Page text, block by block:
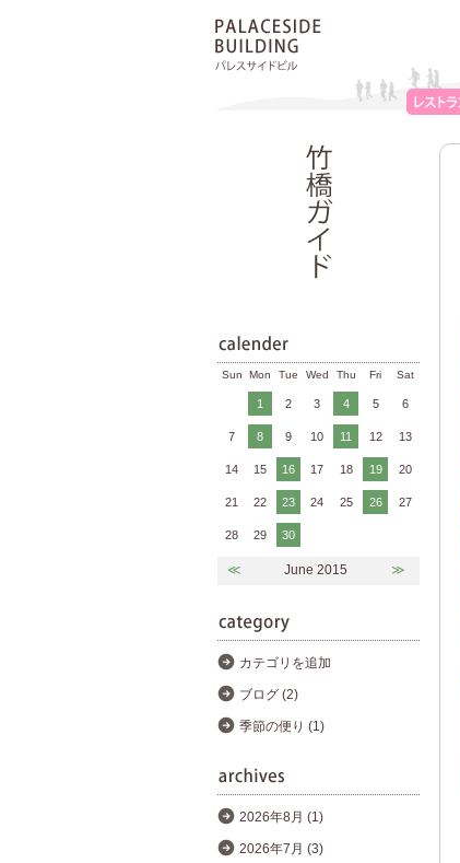
Sun Mon Tue Wed Thu Fri Sat
1 2 3 4 5 6
7 8 9 10 11 12 13
14 15 16 17 18 19 20
21 22 23 24 25 26 27
28 29 30
≪ June 2015 ≫
カテゴリを追加
ブログ (2)
季節の便り (1)
2026年8月 (1)
2026年7月 (3)